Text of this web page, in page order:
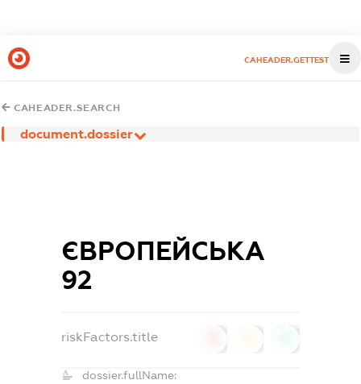
CAHEADER.GETTEST
CAHEADER.SEARCH
document.dossier
ЄВРОПЕЙСЬКА
92
riskFactors.title
dossier.fullName: